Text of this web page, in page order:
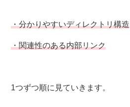
・分かりやすいディレクトリ構造
・関連性のある内部リンク
1つずつ順に見ていきます。